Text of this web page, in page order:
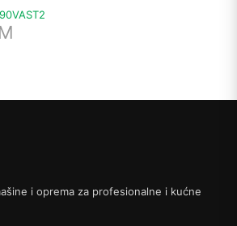
i oprema za profesionalne i kućne